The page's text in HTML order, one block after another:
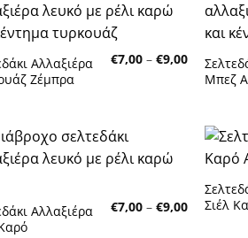
στην λίστα
Αλλαξιέρα
Ζέμπρα
€7,00 – €9,00Price
range:
€7,00Μπεζ
Αλλαξιέρα
€7,00 – €9,00PriceΣιέλ